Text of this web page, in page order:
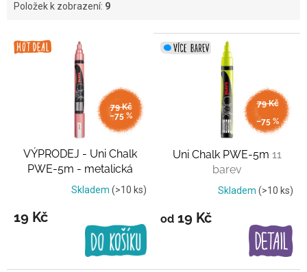
Položek k zobrazení: 9
V
ů
79 Kč
–75 %
VÝPRODEJ - Uni Chalk
PWE-5m - metalická
červená
Skladem (>10 ks)
19 Kč
79 Kč
–75 %
Uni Chalk PWE-5m 11
barev
Skladem (>10 ks)
od 19 Kč